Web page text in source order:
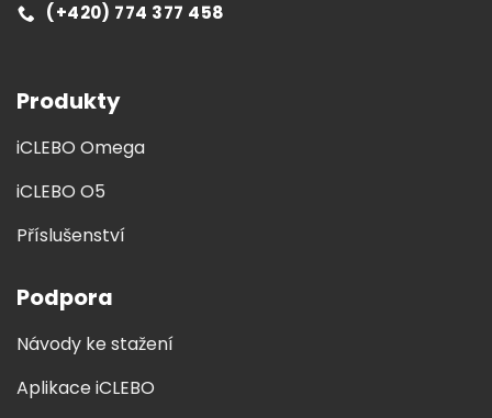
(+420) 774 377 458
Produkty
iCLEBO Omega
iCLEBO O5
Příslušenství
Podpora
Návody ke stažení
Aplikace iCLEBO